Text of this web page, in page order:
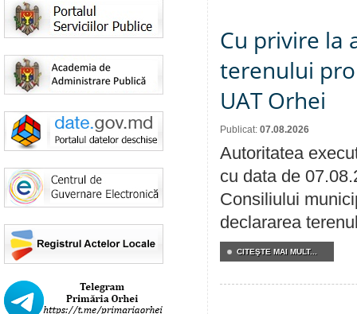
Cu privire la
terenului
UAT Orhei
Publicat: 07.08.2026
Autoritatea
cu data de
Consiliului
declararea
CITEŞTE MAI MULT...